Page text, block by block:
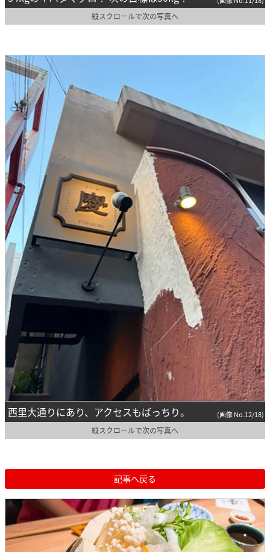
縦スクロールで次の写真へ
西里大通りにあり、アクセスもばっちり。 (画像 No.12/18)
縦スクロールで次の写真へ
記事へ戻る